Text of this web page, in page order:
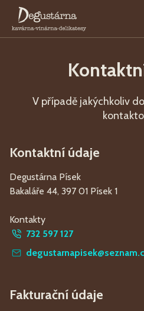
V případě jakýchkoliv
Kontaktní údaje
Degustárna Písek
Bakaláře 44, 397 01 Písek 1
Kontakty
732 597 127
Fakturační údaje